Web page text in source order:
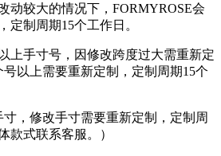
动较大的情况下， FORMYROSE会
定制周期15个工作日。
上手寸号，因修改跨度过大需重新定
号以上需要重新定制，定制周期15个
寸，修改手寸需要重新定制，定制周
款式联系客服。）